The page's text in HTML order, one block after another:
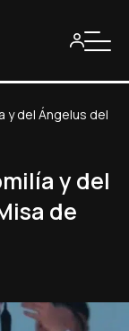
y del Ángelus del
y del
de